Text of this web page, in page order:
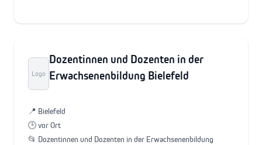
Logo
Dozentinnen und Dozenten in der
Erwachsenenbildung Bielefeld
📍 Bielefeld
🕒 vor Ort
📂 Dozentinnen und Dozenten in der Erwachsenenbildung